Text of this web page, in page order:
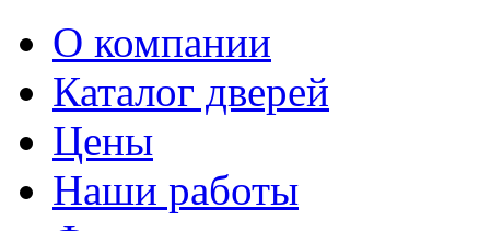
О компании
Каталог дверей
Цены
Наши работы